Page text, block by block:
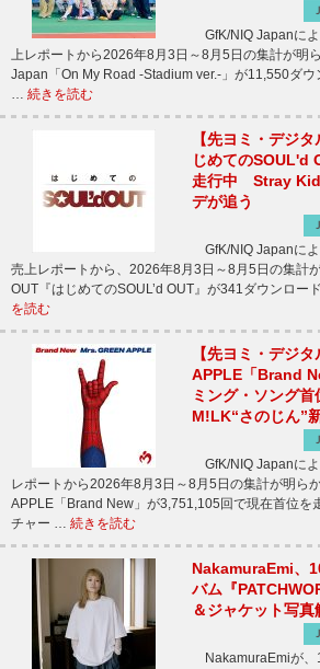
GfK/NIQ Japanに
上レポートから2026年8月3日～8月5日の集計が明
Japan「On My Road -Stadium ver.-」が11,550ダ
… 続きを読む
【先ヨミ・デジ
じめてのSOUL'd
走行中 Stray
デが追う
GfK/NIQ Japanに
売上レポートから、2026年8月3日～8月5日の集計
OUT『はじめてのSOUL’d OUT』が341ダウンロー
を読む
【先ヨミ・デジ
APPLE「Brand
ミング・ソング
M!LK“さのじん”
GfK/NIQ Japanに
レポートから2026年8月3日～8月5日の集計が明ら
APPLE「Brand New」が3,751,105回で現在首位
チャー … 続きを読む
NakamuraEmi、
バム『
＆ジャケット写真
NakamuraEmiが、